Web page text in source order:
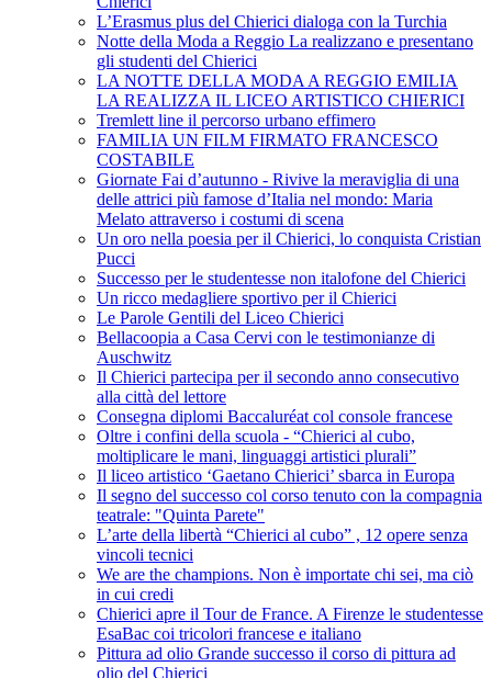
L’Erasmus plus del Chierici dialoga con la Turchia
Notte della Moda a Reggio La realizzano e presentano
gli studenti del Chierici
LA NOTTE DELLA MODA A REGGIO EMILIA
LA REALIZZA IL LICEO ARTISTICO CHIERICI
Tremlett line il percorso urbano effimero
FAMILIA UN FILM FIRMATO FRANCESCO
COSTABILE
Giornate Fai d’autunno - Rivive la meraviglia di una
delle attrici più famose d’Italia nel mondo: Maria
Melato attraverso i costumi di scena
Un oro nella poesia per il Chierici, lo conquista Cristian
Pucci
Successo per le studentesse non italofone del Chierici
Un ricco medagliere sportivo per il Chierici
Le Parole Gentili del Liceo Chierici
Bellacoopia a Casa Cervi con le testimonianze di
Auschwitz
Il Chierici partecipa per il secondo anno consecutivo
alla città del lettore
Consegna diplomi Baccaluréat col console francese
Oltre i confini della scuola - “Chierici al cubo,
moltiplicare le mani, linguaggi artistici plurali”
Il liceo artistico ‘Gaetano Chierici’ sbarca in Europa
Il segno del successo col corso tenuto con la compagnia
teatrale: "Quinta Parete"
L’arte della libertà “Chierici al cubo” , 12 opere senza
vincoli tecnici
We are the champions. Non è importate chi sei, ma ciò
in cui credi
Chierici apre il Tour de France. A Firenze le studentesse
EsaBac coi tricolori francese e italiano
Pittura ad olio Grande successo il corso di pittura ad
olio del Chierici